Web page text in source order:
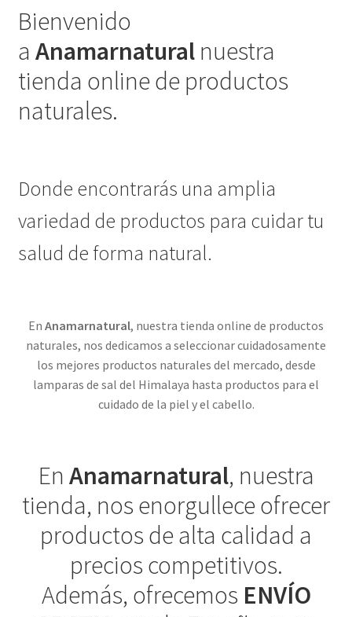
Bienvenido
a Anamarnaturalnuestra
tienda online de productos
naturales.
Donde encontrarás una amplia
variedad de productos para cuidar tu
salud de forma natural.
En Anamarnatural, nuestra tienda online de productos
naturales, nos dedicamos a seleccionar cuidadosamente
los mejores productos naturales del mercado, desde
lamparas de sal del Himalaya hasta productos para el
cuidado de la piel y el cabello.
En Anamarnatural, nuestra
tienda, nos enorgullece ofrecer
productos de alta calidad a
precios competitivos.
Además, ofrecemos ENVÍO